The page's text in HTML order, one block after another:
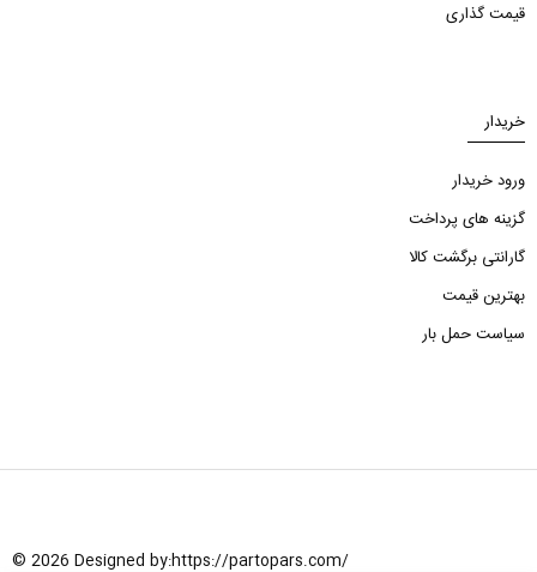
قیمت گذاری
خریدار
ورود خریدار
گزینه های پرداخت
گارانتی برگشت کالا
بهترین قیمت
سیاست حمل بار
© 2026 Designed by:https://partopars.com/